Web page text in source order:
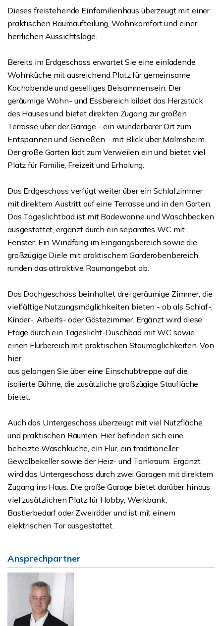
Dieses freistehende Einfamilienhaus überzeugt mit einer
praktischen Raumaufteilung, Wohnkomfort und einer
herrlichen Aussichtslage.
Bereits im Erdgeschoss erwartet Sie eine einladende
Wohnküche mit ausreichend Platz für gemeinsame
Kochabende und geselliges Beisammensein. Der
geräumige Wohn- und Essbereich bildet das Herzstück
des Hauses und bietet direkten Zugang zur großen
Terrasse über der Garage - ein wunderbarer Ort zum
Entspannen und Genießen - mit Blick über Malmsheim.
Der große Garten lädt zum Verweilen ein und bietet viel
Platz für Familie, Freizeit und Erholung.
Das Erdgeschoss verfügt weiter über ein Schlafzimmer
mit direktem Austritt auf eine Terrasse und in den Garten.
Das Tageslichtbad ist mit Badewanne und Waschbecken
ausgestattet, ergänzt durch ein separates WC mit
Fenster. Ein Windfang im Eingangsbereich sowie die
großzügige Diele mit praktischem Garderobenbereich
runden das attraktive Raumangebot ab.
Das Dachgeschoss beinhaltet drei geräumige Zimmer, die
vielfältige Nutzungsmöglichkeiten bieten - ob als Schlaf-,
Kinder-, Arbeits- oder Gästezimmer. Ergänzt wird diese
Etage durch ein Tageslicht-Duschbad mit WC sowie
einen Flurbereich mit praktischen Staumöglichkeiten. Von
hier
aus gelangen Sie über eine Einschubtreppe auf die
isolierte Bühne, die zusätzliche großzügige Staufläche
bietet.
Auch das Untergeschoss überzeugt mit viel Nutzfläche
und praktischen Räumen. Hier befinden sich eine
beheizte Waschküche, ein Flur, ein traditioneller
Gewölbekeller sowie der Heiz- und Tankraum. Ergänzt
wird das Untergeschoss durch zwei Garagen mit direktem
Zugang ins Haus. Die große Garage bietet darüber hinaus
viel zusätzlichen Platz für Hobby, Werkbank,
Bastlerbedarf oder Zweiräder und ist mit einem
elektrischen Tor ausgestattet.
Ansprechpartner